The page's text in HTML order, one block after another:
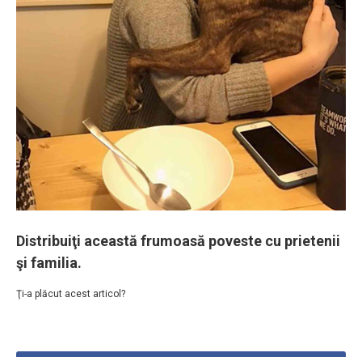
Distribuiţi această frumoasă poveste cu prietenii
şi familia.
Ţi-a plăcut acest articol?